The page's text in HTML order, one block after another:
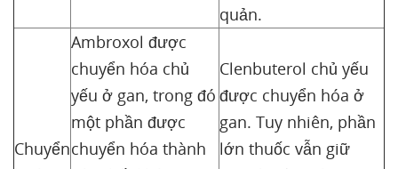
quản.
Chuyển
Ambroxol được
chuyển hóa chủ
yếu ở gan, trong đó
một phần được
chuyển hóa thành
Clenbuterol chủ yếu
được chuyển hóa ở
gan. Tuy nhiên, phần
lớn thuốc vẫn giữ